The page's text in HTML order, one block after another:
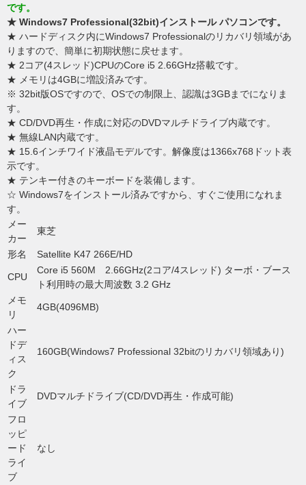
です。
★ Windows7 Professional(32bit)インストール パソコンです。
★ ハードディスク内にWindows7 Professionalのリカバリ領域があ
りますので、簡単に初期状態に戻せます。
★ 2コア(4スレッド)CPUのCore i5 2.66GHz搭載です。
★ メモリは4GBに増設済みです。
※ 32bit版OSですので、OSでの制限上、認識は3GBまでになりま
す。
★ CD/DVD再生・作成に対応のDVDマルチドライブ内蔵です。
★ 無線LAN内蔵です。
★ 15.6インチワイド液晶モデルです。解像度は1366x768ドット表
示です。
★ テンキー付きのキーボードを装備します。
☆ Windows7をインストール済みですから、すぐご使用になれま
す。
メー
カー
東芝
形名 Satellite K47 266E/HD
CPU
Core i5 560M 2.66GHz(2コア/4スレッド) ターボ・ブース
ト利用時の最大周波数 3.2 GHz
メモ
リ
4GB(4096MB)
ハー
ドデ
ィス
ク
160GB(Windows7 Professional 32bitのリカバリ領域あり)
ドラ
イブ
DVDマルチドライブ(CD/DVD再生・作成可能)
フロ
ッピ
ード
ライ
ブ
なし